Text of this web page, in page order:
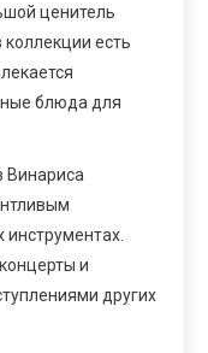
ценитель
коллекции есть
блюда для
Винариса
инструментах.
и
других